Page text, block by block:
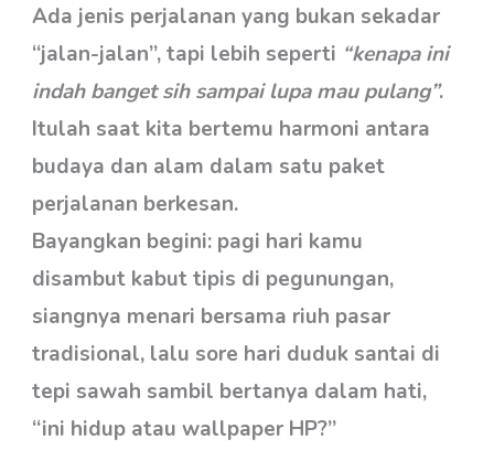
Ada jenis perjalanan yang bukan sekadar
“jalan-jalan”, tapi lebih seperti “kenapa ini
indah banget sih sampai lupa mau pulang”.
Itulah saat kita bertemu harmoni antara
budaya dan alam dalam satu paket
perjalanan berkesan.
Bayangkan begini: pagi hari kamu
disambut kabut tipis di pegunungan,
siangnya menari bersama riuh pasar
tradisional, lalu sore hari duduk santai di
tepi sawah sambil bertanya dalam hati,
“ini hidup atau wallpaper HP?”